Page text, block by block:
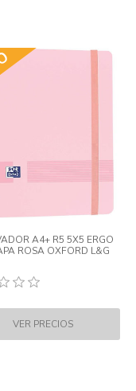
A4+ R5 5X5 ERGO
ROSA OXFORD L&G